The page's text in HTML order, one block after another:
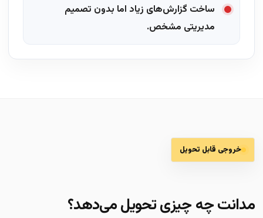
ساخت گزارش‌های زیاد اما بدون تصمیم
مدیریتی مشخص.
خروجی قابل تحویل
مدانت چه چیزی تحویل می‌دهد؟